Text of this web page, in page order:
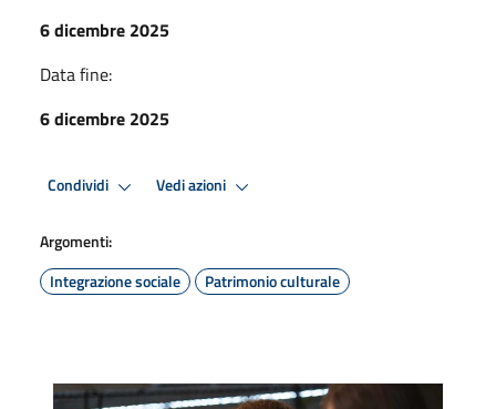
6 dicembre 2025
Data fine:
6 dicembre 2025
Condividi Vedi azioni
Argomenti:
Integrazione sociale
Patrimonio culturale